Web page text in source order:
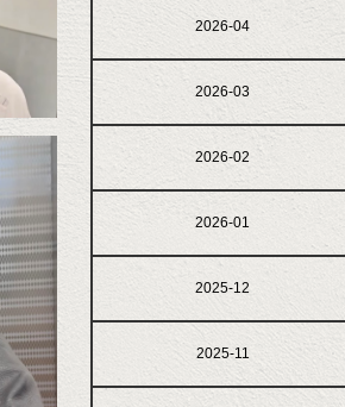
2026-04
2026-03
2026-02
2026-01
2025-12
2025-11